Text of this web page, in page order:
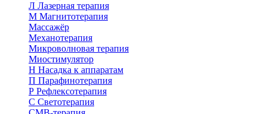
Л Лазерная терапия
М Магнитотерапия
Массажёр
Механотерапия
Микроволновая терапия
Миостимулятор
Н Насадка к аппаратам
П Парафинотерапия
Р Рефлексотерапия
С Светотерапия